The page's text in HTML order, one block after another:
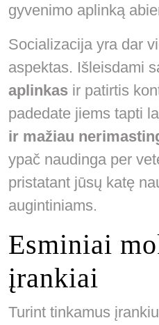
gyvenimo aplinką
Socializacija yra dar
aspektas. Išleisdami
aplinkas ir patirtis
padedate jiems tapti
ir mažiau
ypač naudinga per
pristatant jūsų katę
augintiniams.
Esminiai
įrankiai
Turint tinkamus